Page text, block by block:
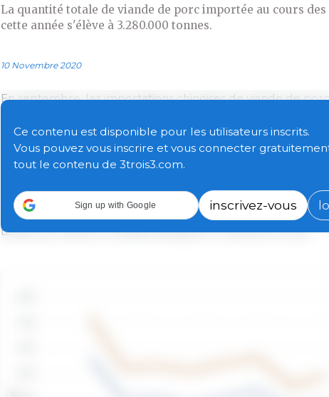
La quantité totale de viande de porc importée au cours
cette année s'élève à 3.280.000 tonnes.
10 Novembre 2020
En septembre, les importations chinoises de viande de
importée au cours des 9 premiers mois de cette année. Ce
une augmentation de 147 % par rapport à la quantité
même période l'année dernière (1.325.700 tonnes).
Si l'on tient également compte des abats, le chiffre total
septembre est de 490.000 tonnes. Jusqu'à présent cette
totales de viande et d'abats atteignent 4.320.000 tonnes.
Ce contenu est disponible pour les utilisateurs inscrits.
Vous pouvez vous inscrire et vous connecter
tout le contenu de 3trois3.com.
Sign up with Google inscrivez-vous